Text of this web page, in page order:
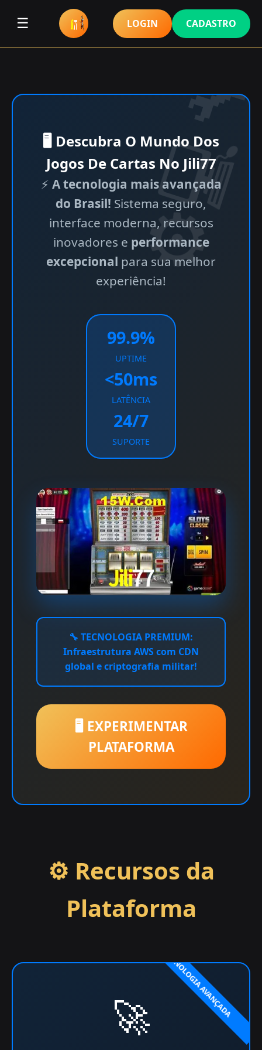
☰ LOGIN CADASTRO
🖥 Descubra O Mundo Dos
Jogos De Cartas No Jili77
⚡ A tecnologia mais avançada
do Brasil! Sistema seguro,
interface moderna, recursos
inovadores e performance
excepcional para sua melhor
experiência!
99.9%
UPTIME
<50ms
LATÊNCIA
24/7
SUPORTE
🔧 TECNOLOGIA PREMIUM:
Infraestrutura AWS com CDN
global e criptografia militar!
🖥️ EXPERIMENTAR
PLATAFORMA
⚙️ Recursos da
Plataforma
🚀